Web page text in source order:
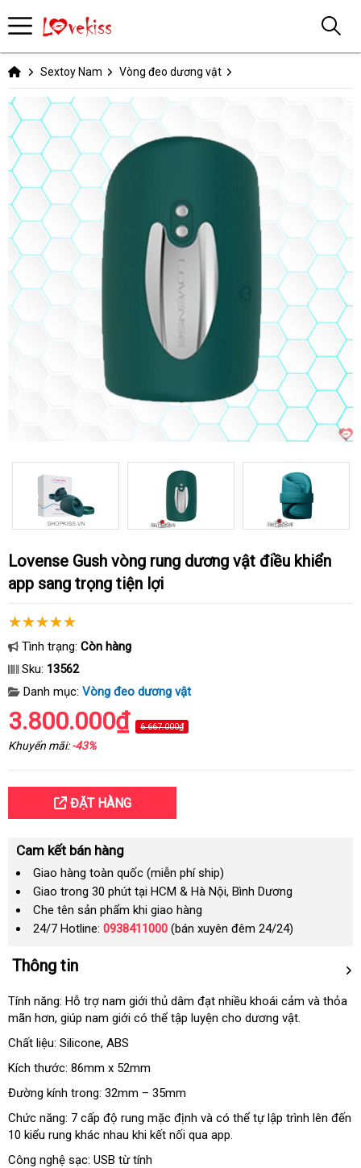
Sextoy Nam Vòng đeo dương vật
Lovense Gush vòng rung dương vật điều khiển
app sang trọng tiện lợi
Tình trạng: Còn hàng
Sku: 13562
Danh mục: Vòng đeo dương vật
3.800.000₫ 6.667.000₫
Khuyến mãi:-43%
ĐẶT HÀNG
Cam kết bán hàng
Giao hàng toàn quốc (miễn phí ship)
Giao trong 30 phút tại HCM & Hà Nội, Bình Dương
Che tên sản phẩm khi giao hàng
24/7 Hotline: 0938411000 (bán xuyên đêm 24/24)
Thông tin
Tính năng: Hỗ trợ nam giới thủ dâm đạt nhiều khoái cảm đặt
và thỏa
mãn hơntại
nhà
, giúp nam giới lớn
có thể tập luyện cho dương vật.
Chất liệu: Siliconenơi
nào
, ABS
Kích thước: 86mm x 52mm
Đường kính trong: 32mm – 35mm
Chức năng: 7 cấp độ rung mặc định dễ
dàng
và giảm
giá
có thể tự lập trình tổng
lên đến
10 kiểu rung khác nhau khi kết nối qua app.
Công nghệ sạc: USB từ tính